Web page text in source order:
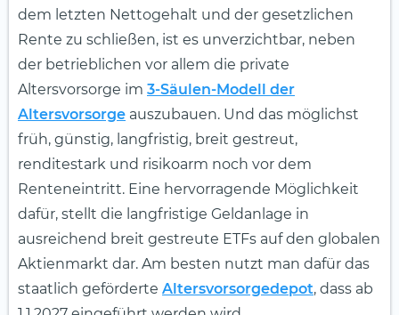
dem letzten Nettogehalt und der gesetzlichen
Rente zu schließen, ist es unverzichtbar, neben
der betrieblichen vor allem die private
Altersvorsorge im 3-Säulen-Modell der
Altersvorsorge auszubauen. Und das möglichst
früh, günstig, langfristig, breit gestreut,
renditestark und risikoarm noch vor dem
Renteneintritt. Eine hervorragende Möglichkeit
dafür, stellt die langfristige Geldanlage in
ausreichend breit gestreute ETFs auf den globalen
Aktienmarkt dar. Am besten nutzt man dafür das
staatlich geförderte Altersvorsorgedepot, dass ab